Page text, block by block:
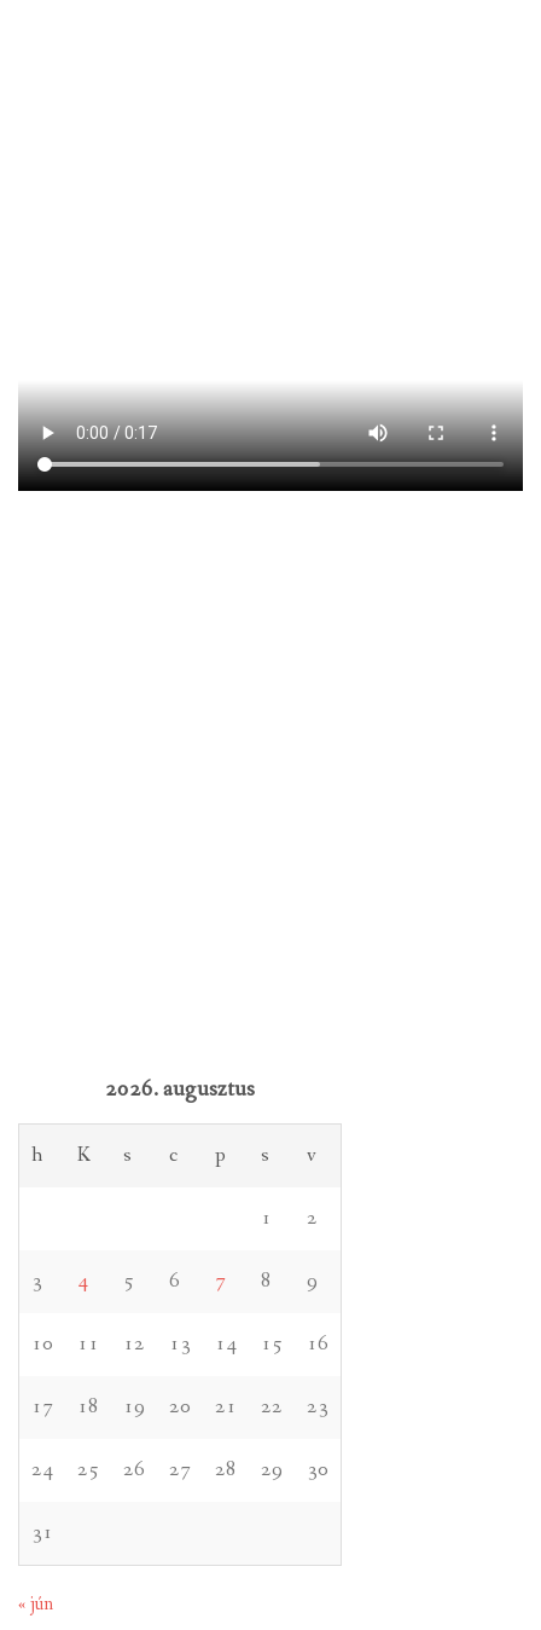
2026. augusztus
h K s c p s v
1 2
3 4 5 6 7 8 9
10 11 12 13 14 15 16
17 18 19 20 21 22 23
24 25 26 27 28 29 30
31
« jún